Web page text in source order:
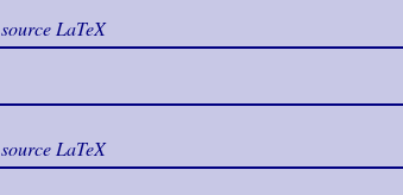
source LaTeX
source LaTeX